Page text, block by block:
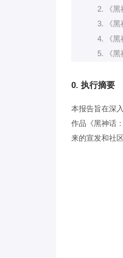
2. 《黑
3. 《黑
4. 《黑
5. 《黑
0. 执行摘要
本报告旨在深
作品《黑神话
来的宣发和社